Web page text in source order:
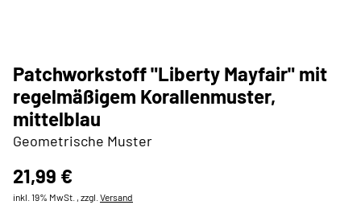
Patchworkstoff "Liberty Mayfair" mit
regelmäßigem Korallenmuster,
mittelblau
Geometrische Muster
21,99 €
inkl. 19% MwSt. , zzgl. Versand